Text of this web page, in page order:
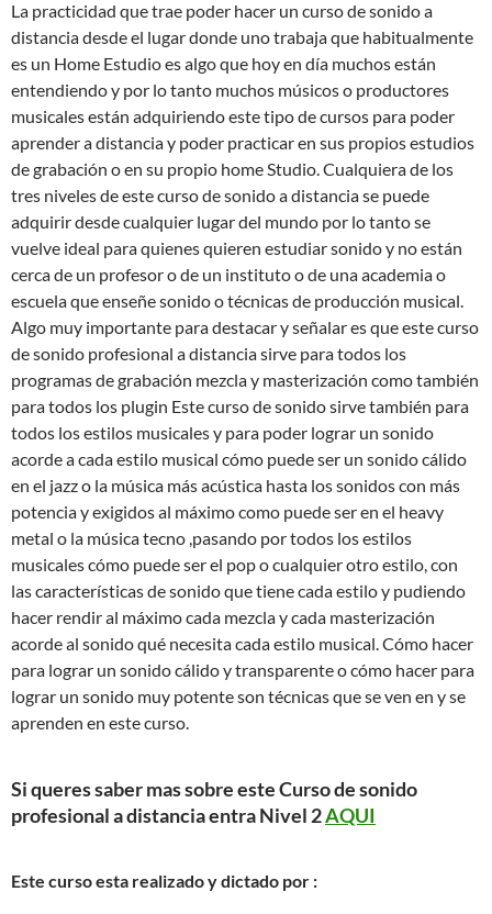
La practicidad que trae poder hacer un curso de sonido a
distancia desde el lugar donde uno trabaja que habitualmente
es un Home Estudio es algo que hoy en día muchos están
entendiendo y por lo tanto muchos músicos o productores
musicales están adquiriendo este tipo de cursos para poder
aprender a distancia y poder practicar en sus propios estudios
de grabación o en su propio home Studio. Cualquiera de los
tres niveles de este curso de sonido a distancia se puede
adquirir desde cualquier lugar del mundo por lo tanto se
vuelve ideal para quienes quieren estudiar sonido y no están
cerca de un profesor o de un instituto o de una academia o
escuela que enseñe sonido o técnicas de producción musical.
Algo muy importante para destacar y señalar es que este curso
de sonido profesional a distancia sirve para todos los
programas de grabación mezcla y masterización como también
para todos los plugin Este curso de sonido sirve también para
todos los estilos musicales y para poder lograr un sonido
acorde a cada estilo musical cómo puede ser un sonido cálido
en el jazz o la música más acústica hasta los sonidos con más
potencia y exigidos al máximo como puede ser en el heavy
metal o la música tecno ,pasando por todos los estilos
musicales cómo puede ser el pop o cualquier otro estilo, con
las características de sonido que tiene cada estilo y pudiendo
hacer rendir al máximo cada mezcla y cada masterización
acorde al sonido qué necesita cada estilo musical. Cómo hacer
para lograr un sonido cálido y transparente o cómo hacer para
lograr un sonido muy potente son técnicas que se ven en y se
aprenden en este curso.
Si queres saber mas sobre este Curso de sonido
profesional a distancia entra Nivel 2AQUI
Este curso esta realizado y dictado por :